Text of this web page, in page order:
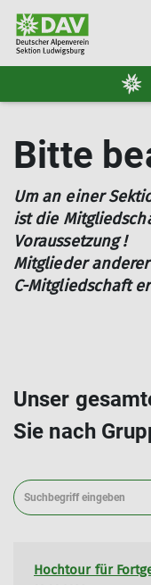
Bitte
Um an einer
ist die
Voraussetzung !
Mitglieder
C-Mitgliedschaft
Unser
Sie nach
Hochtour für